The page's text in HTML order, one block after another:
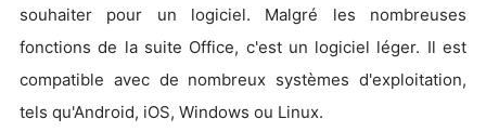
souhaiter pour un logiciel. Malgré les nombreuses
fonctions de la suite Office, c'est un logiciel léger. Il est
compatible avec de nombreux systèmes d'exploitation,
tels qu'Android, iOS, Windows ou Linux.